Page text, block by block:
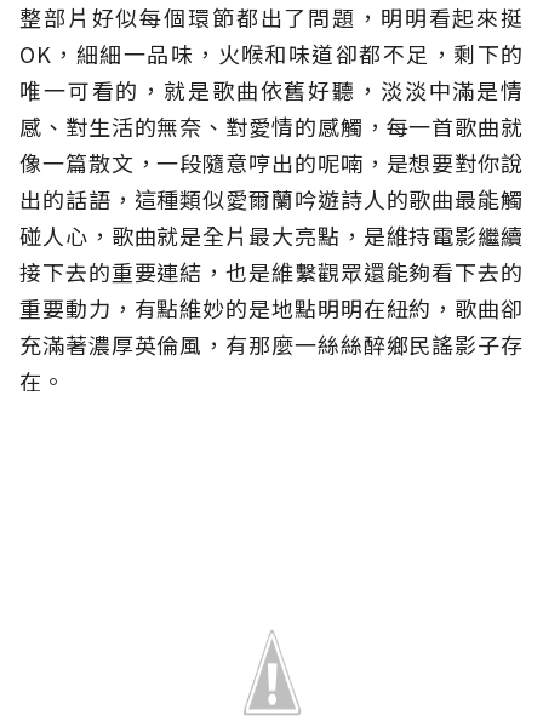
整部片好似每個環節都出了問題，明明看起來挺
OK，細細一品味，火喉和味道卻都不足，剩下的
唯一可看的，就是歌曲依舊好聽，淡淡中滿是情
感、對生活的無奈、對愛情的感觸，每一首歌曲就
像一篇散文，一段隨意哼出的呢喃，是想要對你說
出的話語，這種類似愛爾蘭吟遊詩人的歌曲最能觸
碰人心，歌曲就是全片最大亮點，是維持電影繼續
接下去的重要連結，也是維繫觀眾還能夠看下去的
重要動力，有點維妙的是地點明明在紐約，歌曲卻
充滿著濃厚英倫風，有那麼一絲絲醉鄉民謠影子存
在。